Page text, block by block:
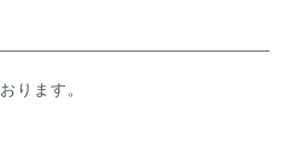
ります。